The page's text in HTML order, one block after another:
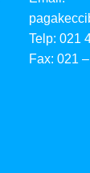
Telp: 021
Fax: 021